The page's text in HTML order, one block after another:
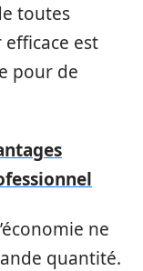
toutes
est
pour de
ne
quantité.